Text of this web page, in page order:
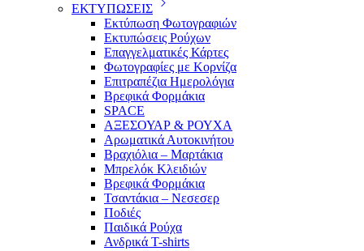
ΕΚΤΥΠΩΣΕΙΣ
Εκτύπωση Φωτογραφιών
Εκτυπώσεις Ρούχων
Επαγγελματικές Κάρτες
Φωτογραφίες με Κορνίζα
Επιτραπέζια Ημερολόγια
Βρεφικά Φορμάκια
SPACE
ΑΞΕΣΟΥΑΡ & ΡΟΥΧΑ
Αρωματικά Αυτοκινήτου
Βραχιόλια – Μαρτάκια
Μπρελόκ Κλειδιών
Βρεφικά Φορμάκια
Τσαντάκια – Νεσεσερ
Ποδιές
Παιδικά Ρούχα
Ανδρικά T-shirts